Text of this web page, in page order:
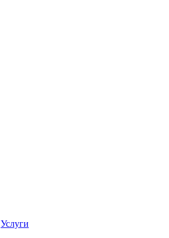
Услуги